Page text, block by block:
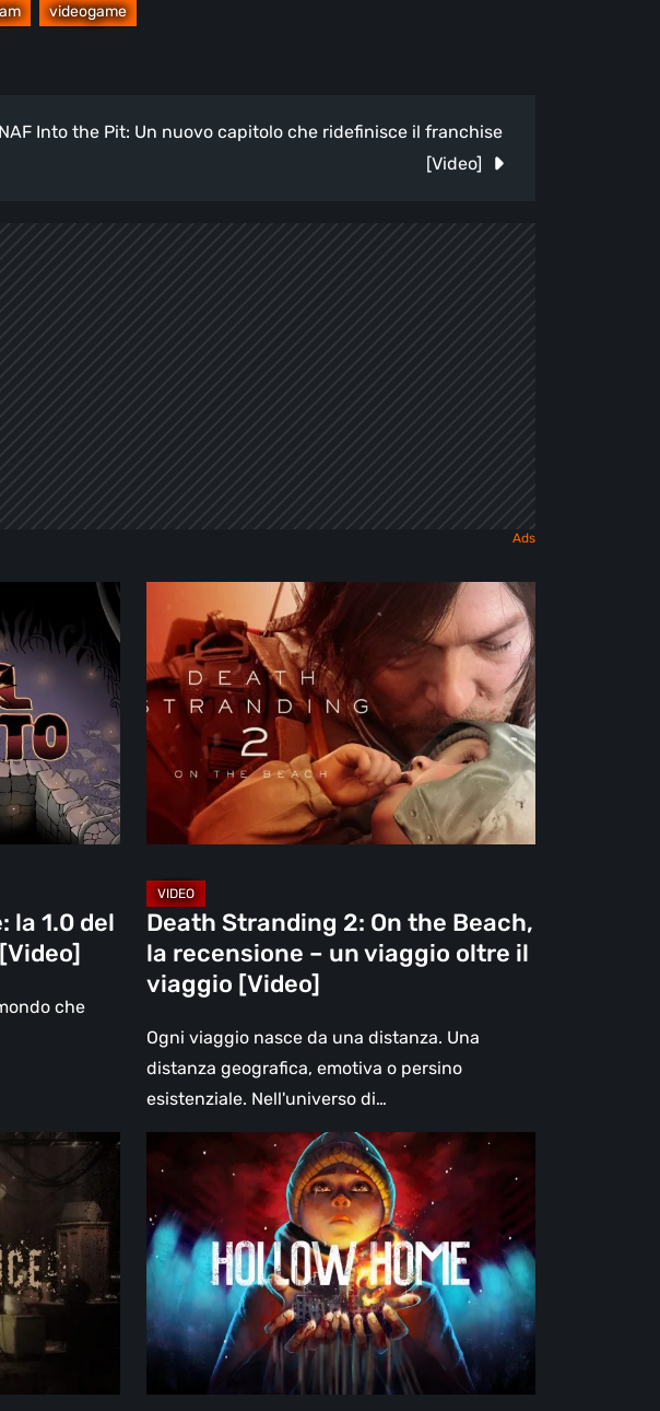
videogame
Into the Pit: Un nuovo capitolo che ridefinisce il franchise
[Video]
la 1.0 del
che
Stranding
On
the
Beach,
recensione
–
viaggio
oltre
il
viaggio
Death Stranding 2: On the Beach,
la recensione – un viaggio oltre il
viaggio [Video]
Ogni viaggio nasce da una distanza. Una
distanza geografica, emotiva o persino
esistenziale. Nell'universo di…
Home
Anteprima:
l’ultimo
giorno
normale
[Video]